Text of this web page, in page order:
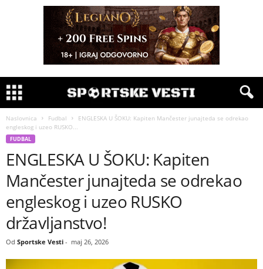
Naslovnica Fudbal
ENGLESKA U ŠOKU: Kapiten Mančester junajteda se odrekao
engleskog i uzeo RUSKO...
FUDBAL
ENGLESKA U ŠOKU: Kapiten
Mančester junajteda se odrekao
engleskog i uzeo RUSKO
državljanstvo!
Od Sportske Vesti - maj 26, 2026